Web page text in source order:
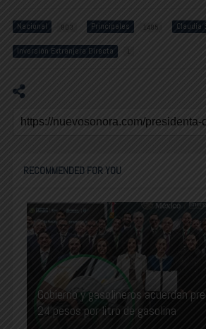
Nacional 803 Principales 1485 Claudia
Inversión Extranjera Directa 1
RECOMMENDED FOR YOU
Gobierno y gasolineros acuerdan
24 pesos por litro de gasolina